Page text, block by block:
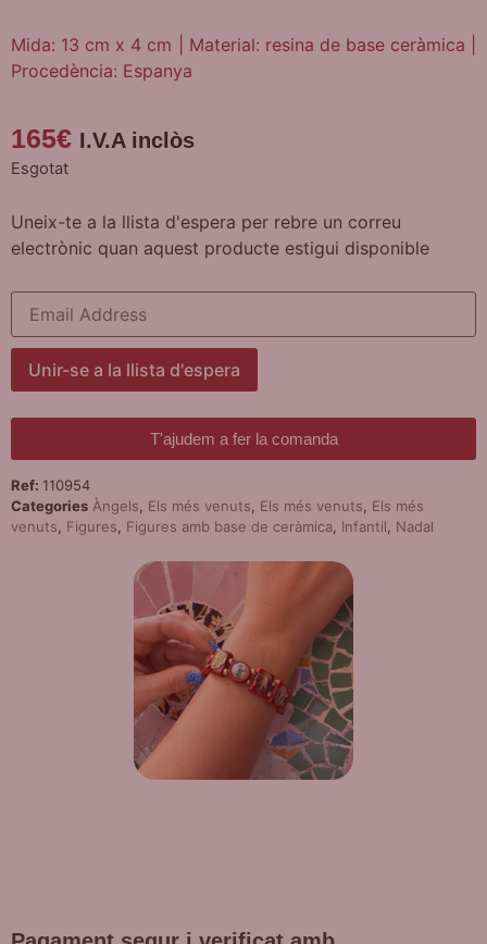
Mida: 13 cm x 4 cm | Material: resina de base ceràmica |
Procedència: Espanya
165€ I.V.A inclòs
Esgotat
Uneix-te a la llista d'espera per rebre un correu
electrònic quan aquest producte estigui disponible
Enter
your
email
address
join
waitlist
this
Unir-se a la llista d'espera
T'ajudem a fer la comanda
Ref: 110954
Categories Àngels Els més venuts Els més venuts
Els més
venuts
Figures Figures amb base de ceràmica Infantil Nadal